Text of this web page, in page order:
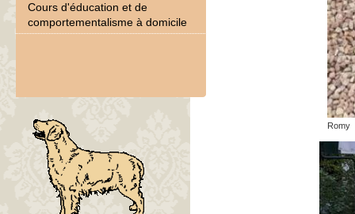
Romy
Cours d'éducation et de
comportementalisme à domicile